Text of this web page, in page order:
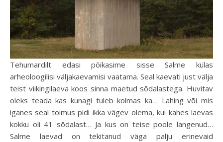
Tehumardilt edasi põikasime sisse Salme külas
arheoloogilisi väljakaevamisi vaatama. Seal kaevati just välja
teist viikingilaeva koos sinna maetud sõdalastega. Huvitav
oleks teada kas kunagi tuleb kolmas ka… Lahing või mis
iganes seal toimus pidi ikka vägev olema, kui kahes laevas
kokku oli 41 sõdalast… Ja kus on teise poole langenud…
Salme laevad on tekitanud väga palju erinevaid